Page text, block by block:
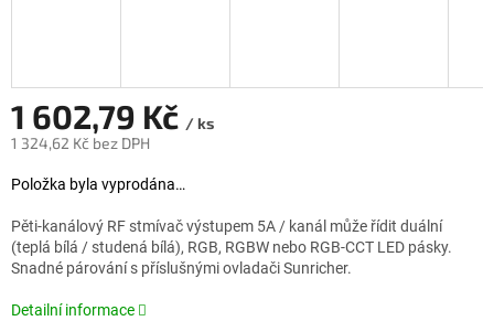
1 602,79 Kč / ks
1 324,62 Kč bez DPH
Měrná cena:
Položka byla vyprodána…
Pěti-kanálový RF stmívač výstupem 5A / kanál může řídit duální
(teplá bílá / studená bílá), RGB, RGBW nebo RGB-CCT LED pásky.
Snadné párování s příslušnými ovladači Sunricher.
Detailní informace